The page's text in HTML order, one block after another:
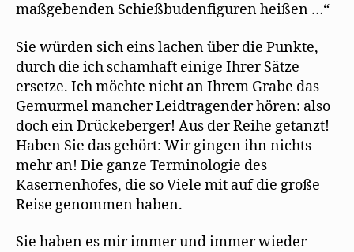
maßgebenden Schießbudenfiguren heißen …“
Sie würden sich eins lachen über die Punkte,
durch die ich schamhaft einige Ihrer Sätze
ersetze. Ich möchte nicht an Ihrem Grabe das
Gemurmel mancher Leidtragender hören: also
doch ein Drückeberger! Aus der Reihe getanzt!
Haben Sie das gehört: Wir gingen ihn nichts
mehr an! Die ganze Terminologie des
Kasernenhofes, die so Viele mit auf die große
Reise genommen haben.
Sie haben es mir immer und immer wieder